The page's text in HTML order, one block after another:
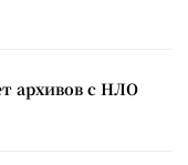
архивов с НЛО